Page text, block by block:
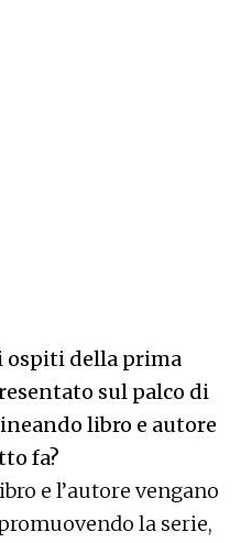
ospiti della prima
sul palco di
libro e autore
fa?
e l’autore vengano
la serie,